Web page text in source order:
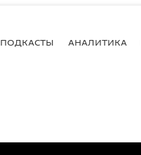
ПОДКАСТЫ АНАЛИТИКА